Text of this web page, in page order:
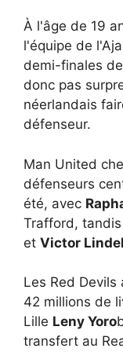
À l'âge de 19
l'équipe de
demi-finales
donc pas
néerlandais
défenseur.
Man United
défenseurs
été, avec
Trafford,
et Victor
Les Red
42 millions de
Lille Leny Yoro
transfert au